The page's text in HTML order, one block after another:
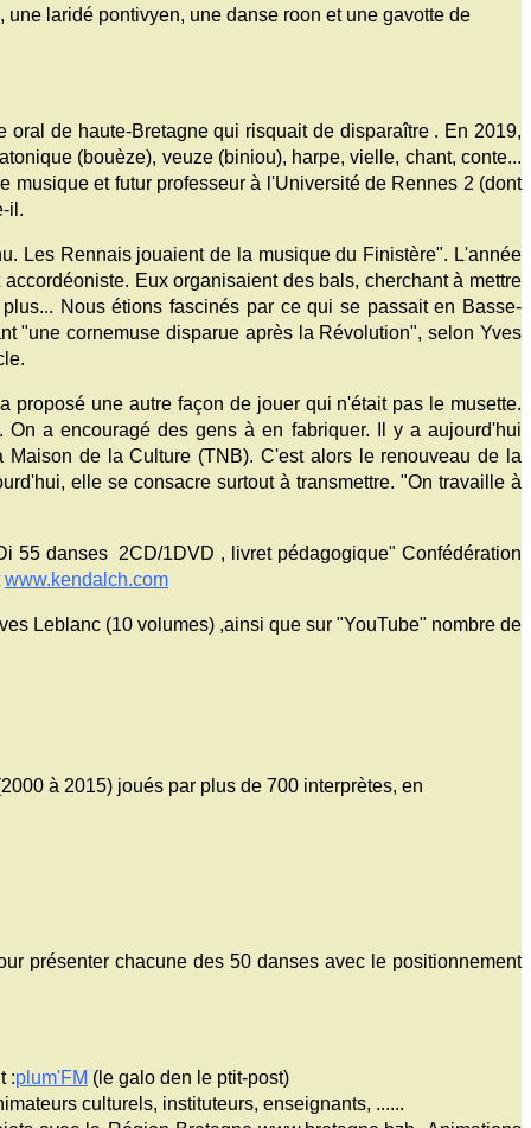
laridé pontivyen, une danse roon et une gavotte de
de haute-Bretagne qui risquait de disparaître . En 2019,
(bouèze), veuze (biniou), harpe, vielle, chant, conte...
et futur professeur à l'Université de Rennes 2 (dont
il.
Les Rennais jouaient de la musique du Finistère". L'année
Eux organisaient des bals, cherchant à mettre
Nous étions fascinés par ce qui se passait en Basse-
"une cornemuse disparue après la Révolution", selon Yves
une autre façon de jouer qui n'était pas le musette.
a encouragé des gens à en fabriquer. Il y a aujourd'hui
de la Culture (TNB). C'est alors le renouveau de la
elle se consacre surtout à transmettre. "On travaille à
danses 2CD/1DVD , livret pédagogique" Confédération
www.kendalch.com
Leblanc (10 volumes) ,ainsi que sur "YouTube" nombre de
à 2015) joués par plus de 700 interprètes, en
présenter chacune des 50 danses avec le positionnement
:plum'FM (le galo den le ptit-post)
culturels, instituteurs, enseignants, ......